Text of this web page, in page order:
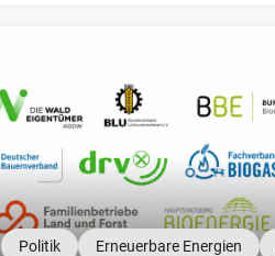
Politik Erneuerbare Energien